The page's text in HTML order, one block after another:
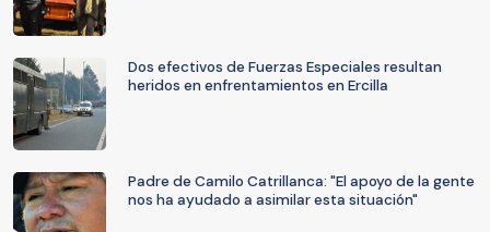
Dos efectivos de Fuerzas Especiales resultan
heridos en enfrentamientos en Ercilla
Padre de Camilo Catrillanca: "El apoyo de la gente
nos ha ayudado a asimilar esta situación"